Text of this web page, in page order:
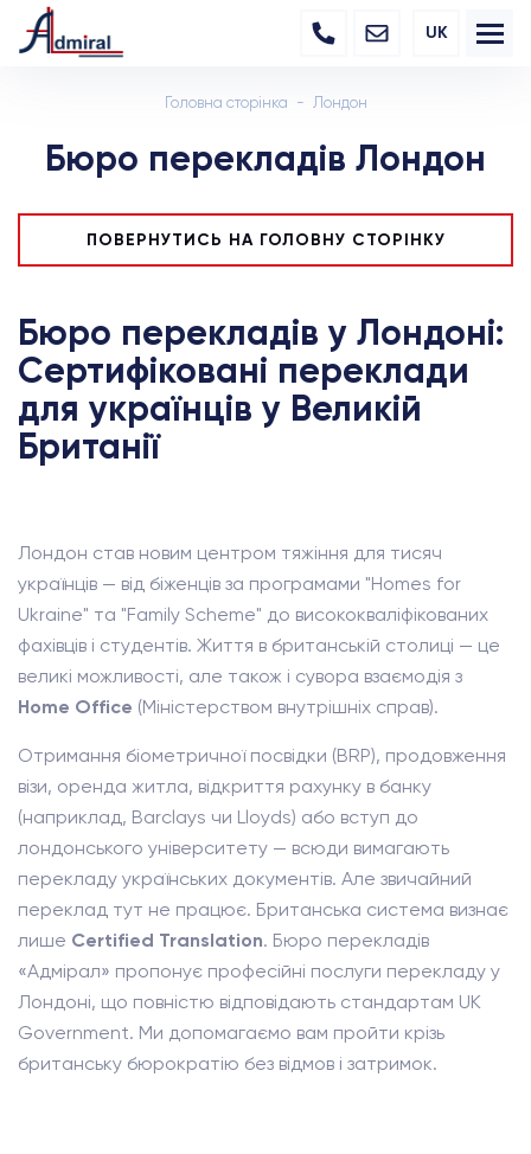
UK
Головна сторінка Лондон
Бюро перекладів Лондон
ПОВЕРНУТИСЬ НА ГОЛОВНУ СТОРІНКУ
Бюро перекладів у Лондоні:
Сертифіковані переклади
для українців у Великій
Британії
Лондон став новим центром тяжіння для тисяч
українців — від біженців за програмами "Homes for
Ukraine" та "Family Scheme" до висококваліфікованих
фахівців і студентів. Життя в британській столиці — це
великі можливості, але також і сувора взаємодія з
Home Office (Міністерством внутрішніх справ).
Отримання біометричної посвідки (BRP), продовження
візи, оренда житла, відкриття рахунку в банку
(наприклад, Barclays чи Lloyds) або вступ до
лондонського університету — всюди вимагають
перекладу українських документів. Але звичайний
переклад тут не працює. Британська система визнає
лише Certified Translation. Бюро перекладів
«Адмірал» пропонує професійні послуги перекладу у
Лондоні, що повністю відповідають стандартам UK
Government. Ми допомагаємо вам пройти крізь
британську бюрократію без відмов і затримок.